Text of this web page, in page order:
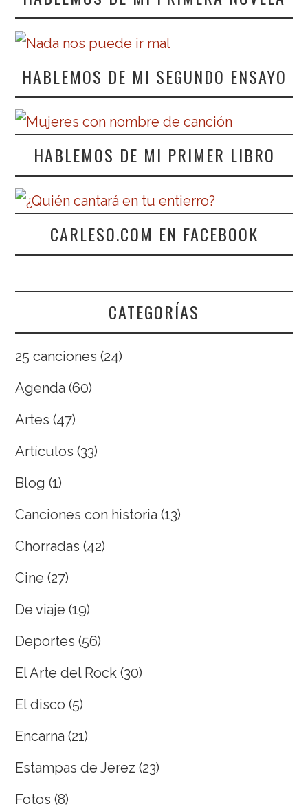
HABLEMOS DE MI SEGUNDO ENSAYO
HABLEMOS DE MI PRIMER LIBRO
CARLESO.COM EN FACEBOOK
CATEGORÍAS
25 canciones (24)
Agenda (60)
Artes (47)
Artículos (33)
Blog (1)
Canciones con historia (13)
Chorradas (42)
Cine (27)
De viaje (19)
Deportes (56)
El Arte del Rock (30)
El disco (5)
Encarna (21)
Estampas de Jerez (23)
Fotos (8)